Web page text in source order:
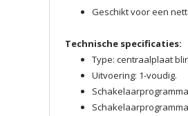
Geschikt voor een
Technische specificaties:
Type: centraalplaat
Uitvoering: 1-voudig.